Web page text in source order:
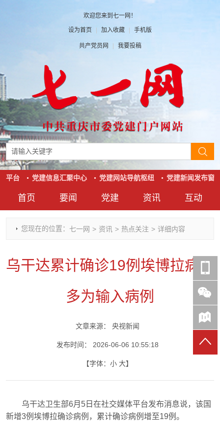
欢迎您来到七一网！
设为首页 | 加入收藏 | 手机版
共产党员网 | 我要投稿
首页 要闻
时政要闻
干部任免
七一视角
党建
党建动态
人才工作
作风建设
资讯
热点关注
党刊好文
党史参阅
互动
红岩评论
七一文学
七一号
平台 党建信息汇聚中心 党建网站导航枢纽 党建新闻发布窗口
您现在的位置： 七一网 > 资讯 > 热点关注 > 详细内容
乌干达累计确诊19例埃博拉病例
多为输入病例
文章来源： 央视新闻
发布时间： 2026-06-06 10:55:18
【字体： 小 大】
乌干达卫生部6月5日在社交媒体平台发布消息说，该国
新增3例埃博拉确诊病例，累计确诊病例增至19例。